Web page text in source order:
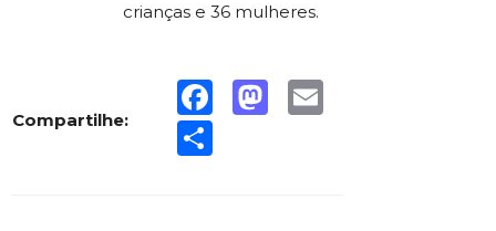
crianças e 36 mulheres.
Compartilhe:
Facebook
Mastodon